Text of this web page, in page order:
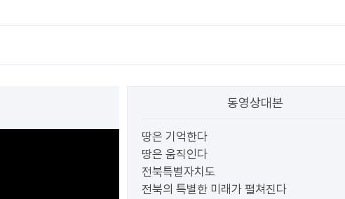
동영상대본
땅은 기억한다
땅은 움직인다
전북특별자치도
전북의 특별한 미래가 펼쳐진다